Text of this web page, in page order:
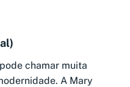
chamar muita
A Mary